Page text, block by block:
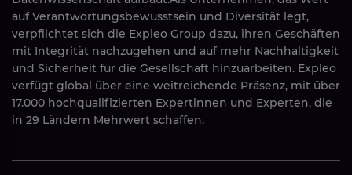
auf Verantwortungsbewusstsein und Diversität legt,
verpflichtet sich die Expleo Group dazu, ihren Geschäften
mit Integrität nachzugehen und auf mehr Nachhaltigkeit
und Sicherheit für die Gesellschaft hinzuarbeiten. Expleo
verfügt global über eine weitreichende Präsenz, mit über
17.000 hochqualifizierten Expertinnen und Experten, die
in 29 Ländern Mehrwert schaffen.